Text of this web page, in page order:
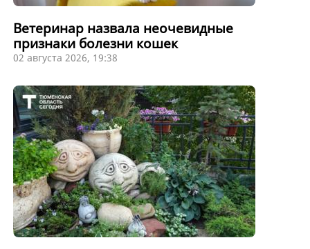
Ветеринар назвала неочевидные
признаки болезни кошек
02 августа 2026, 19:38